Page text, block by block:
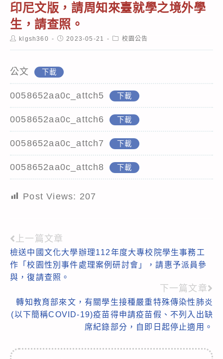
印尼文版，請周知來臺就學之境外學
生，請查照。
Postklgsh360
Post2023-05-21
Post校園公告
公文 下載
0058652aa0c_attch5 下載
0058652aa0c_attch6 下載
0058652aa0c_attch7 下載
0058652aa0c_attch8 下載
Post Views: 207
Read
more
articles
上一篇文章
檢送中國文化大學辦理112年度大專校院學生事務工
作「校園性別事件處理案例研討會」，請惠予派員參
與，復請查照。
下一篇文章
轉知教育部來文，有關學生接種嚴重特殊傳染性肺炎
(以下簡稱COVID-19)疫苗得申請疫苗假、不列入出缺
席紀錄部分，自即日起停止適用。